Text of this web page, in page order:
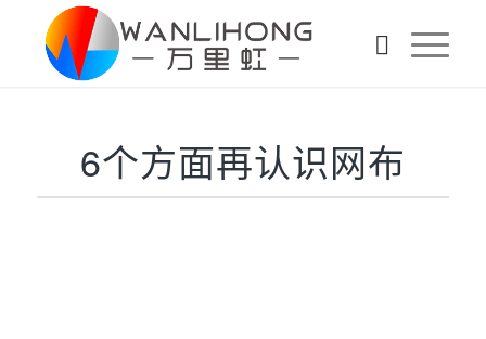
6个方面再认识网布